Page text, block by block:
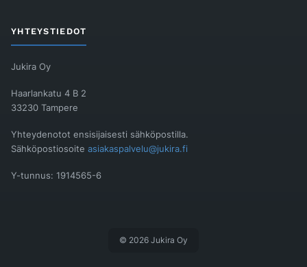
YHTEYSTIEDOT
Jukira Oy
Haarlankatu 4 B 2
33230 Tampere
Yhteydenotot ensisijaisesti sähköpostilla.
Sähköpostiosoite asiakaspalvelu@jukira.fi
Y-tunnus: 1914565-6
© 2026 Jukira Oy